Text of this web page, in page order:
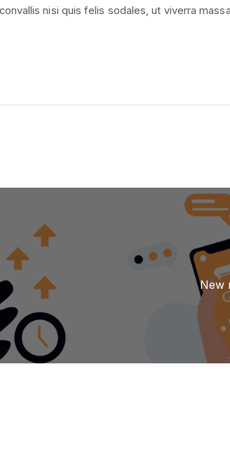
nisi quis felis sodales, ut viverra
New